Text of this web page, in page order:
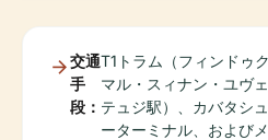
交通
手
段：
T1トラム（フィンドゥ
マル・スィナン・ユヴ
テュジ駅）、カバタシ
ーターミナル、および